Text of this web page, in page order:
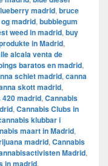
madrid, bruce
madrid, bubblegum
weed in madrid, buy
in Madrid,
alcala venta de
baratos en madrid,
schiet madrid, canna
skott madrid,
madrid, Cannabis
, Cannabis Clubs in
klubbar i
maart in Madrid,
madrid, Cannabis
Madrid,
in madrid,